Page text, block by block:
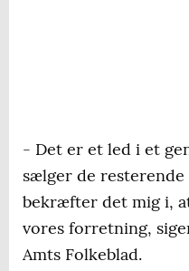
- Det er et led i et
sælger de
bekræfter det mig i,
vores forretning,
Amts Folkeblad.